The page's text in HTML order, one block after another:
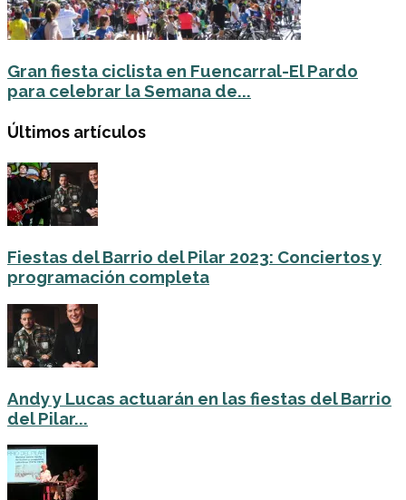
Gran fiesta ciclista en Fuencarral-El Pardo
para celebrar la Semana de...
Últimos artículos
Fiestas del Barrio del Pilar 2023: Conciertos y
programación completa
Andy y Lucas actuarán en las fiestas del Barrio
del Pilar...